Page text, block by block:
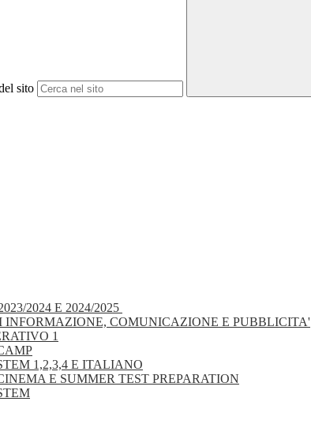
sito
2024 E 2024/2025
INFORMAZIONE, COMUNICAZIONE E PUBBLICITA'
1
1,2,3,4 E ITALIANO
E SUMMER TEST PREPARATION